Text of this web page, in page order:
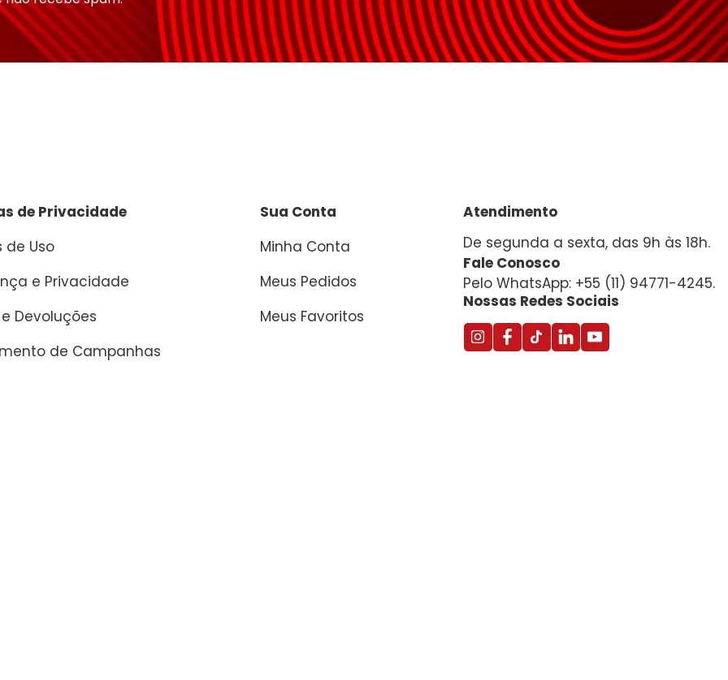
de Privacidade
de Uso
e Privacidade
Devoluções
de Campanhas
Sua Conta
Minha Conta
Meus Pedidos
Meus Favoritos
Atendimento
De segunda a sexta, das 9h às 18h.
Fale Conosco
Pelo WhatsApp: +55 (11) 94771-4245.
Nossas Redes Sociais